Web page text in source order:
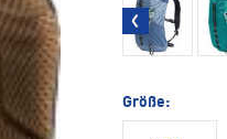
Größe: